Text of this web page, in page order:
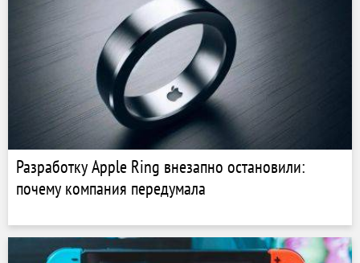
Разработку Apple Ring внезапно остановили:
почему компания передумала